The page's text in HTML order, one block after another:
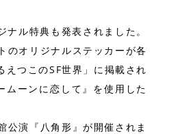
ル特典も発表されました。
のオリジナルステッカーが各
つこのSF世界」に掲載され
ーンに恋して』を使用した
公演『八角形』が開催されま